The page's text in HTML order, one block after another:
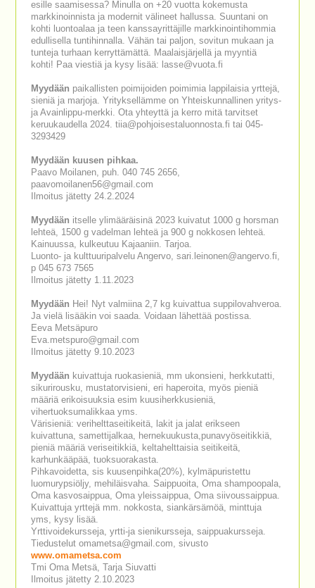
esille saamisessa? Minulla on +20 vuotta kokemusta
markkinoinnista ja modernit välineet hallussa. Suuntani on
kohti luontoalaa ja teen kanssayrittäjille markkinointihommia
edullisella tuntihinnalla. Vähän tai paljon, sovitun mukaan ja
tunteja turhaan kerryttämättä. Maalaisjärjellä ja myyntiä
kohti! Paa viestiä ja kysy lisää: lasse@vuota.fi
Myydään paikallisten poimijoiden poimimia lappilaisia yrttejä,
sieniä ja marjoja. Yrityksellämme on Yhteiskunnallinen yritys-
ja Avainlippu-merkki. Ota yhteyttä ja kerro mitä tarvitset
keruukaudella 2024. tiia@pohjoisestaluonnosta.fi tai 045-
3293429
Myydään kuusen pihkaa.
Paavo Moilanen, puh. 040 745 2656,
paavomoilanen56@gmail.com
Ilmoitus jätetty 24.2.2024
Myydään itselle ylimääräisinä 2023 kuivatut 1000 g horsman
lehteä, 1500 g vadelman lehteä ja 900 g nokkosen lehteä.
Kainuussa, kulkeutuu Kajaaniin. Tarjoa.
Luonto- ja kulttuuripalvelu Angervo, sari.leinonen@angervo.fi,
p 045 673 7565
Ilmoitus jätetty 1.11.2023
Myydään Hei! Nyt valmiina 2,7 kg kuivattua suppilovahveroa.
Ja vielä lisääkin voi saada. Voidaan lähettää postissa.
Eeva Metsäpuro
Eva.metspuro@gmail.com
Ilmoitus jätetty 9.10.2023
Myydään kuivattuja ruokasieniä, mm ukonsieni, herkkutatti,
sikurirousku, mustatorvisieni, eri haperoita, myös pieniä
määriä erikoisuuksia esim kuusiherkkusieniä,
vihertuoksumalikkaa yms.
Värisieniä: verihelttaseitikeitä, lakit ja jalat erikseen
kuivattuna, samettijalkaa, hernekuukusta,punavyöseitikkiä,
pieniä määriä veriseitikkiä, keltahelttaisia seitikeitä,
karhunkääpää, tuoksuorakasta.
Pihkavoidetta, sis kuusenpihka(20%), kylmäpuristettu
luomurypsiöljy, mehiläisvaha. Saippuoita, Oma shampoopala,
Oma kasvosaippua, Oma yleissaippua, Oma siivoussaippua.
Kuivattuja yrttejä mm. nokkosta, siankärsämöä, minttuja
yms, kysy lisää.
Yrttivoidekursseja, yrtti-ja sienikursseja, saippuakursseja.
Tiedustelut omametsa@gmail.com, sivusto
www.omametsa.com
Tmi Oma Metsä, Tarja Siuvatti
Ilmoitus jätetty 2.10.2023